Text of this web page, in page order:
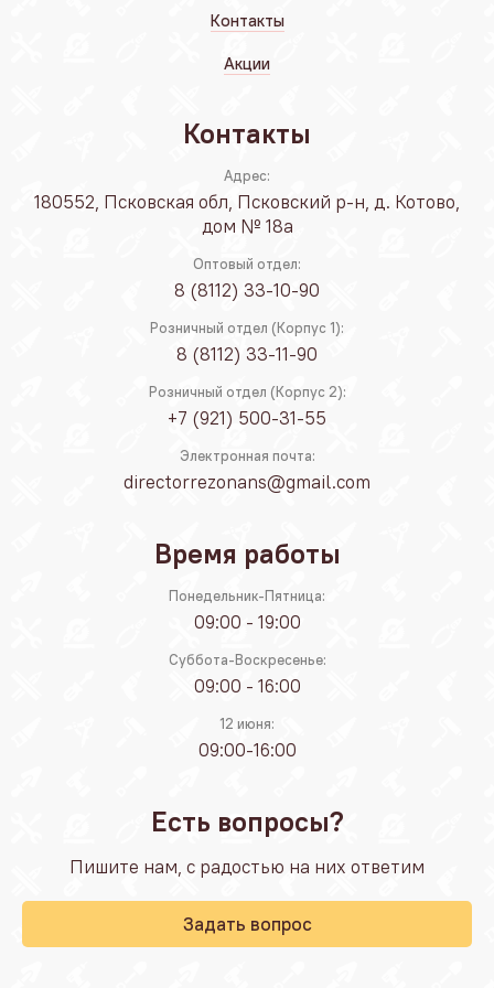
Контакты
Акции
Контакты
Адрес:
180552, Псковская обл, Псковский р-н, д. Котово,
дом № 18а
Оптовый отдел:
8 (8112) 33-10-90
Розничный отдел (Корпус 1):
8 (8112) 33-11-90
Розничный отдел (Корпус 2):
+7 (921) 500-31-55
Электронная почта:
directorrezonans@gmail.com
Время работы
Понедельник-Пятница:
09:00 - 19:00
Суббота-Воскресенье:
09:00 - 16:00
12 июня:
09:00-16:00
Есть вопросы?
Пишите нам, с радостью на них ответим
Задать вопрос